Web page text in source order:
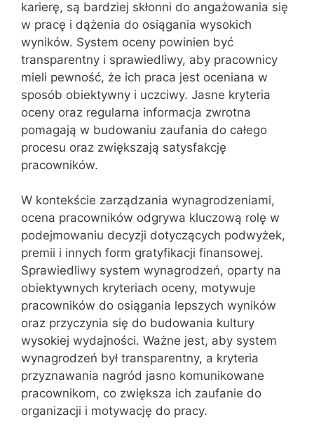
karierę, są bardziej skłonni do angażowania się
w pracę i dążenia do osiągania wysokich
wyników. System oceny powinien być
transparentny i sprawiedliwy, aby pracownicy
mieli pewność, że ich praca jest oceniana w
sposób obiektywny i uczciwy. Jasne kryteria
oceny oraz regularna informacja zwrotna
pomagają w budowaniu zaufania do całego
procesu oraz zwiększają satysfakcję
pracowników.
W kontekście zarządzania wynagrodzeniami,
ocena pracowników odgrywa kluczową rolę w
podejmowaniu decyzji dotyczących podwyżek,
premii i innych form gratyfikacji finansowej.
Sprawiedliwy system wynagrodzeń, oparty na
obiektywnych kryteriach oceny, motywuje
pracowników do osiągania lepszych wyników
oraz przyczynia się do budowania kultury
wysokiej wydajności. Ważne jest, aby system
wynagrodzeń był transparentny, a kryteria
przyznawania nagród jasno komunikowane
pracownikom, co zwiększa ich zaufanie do
organizacji i motywację do pracy.